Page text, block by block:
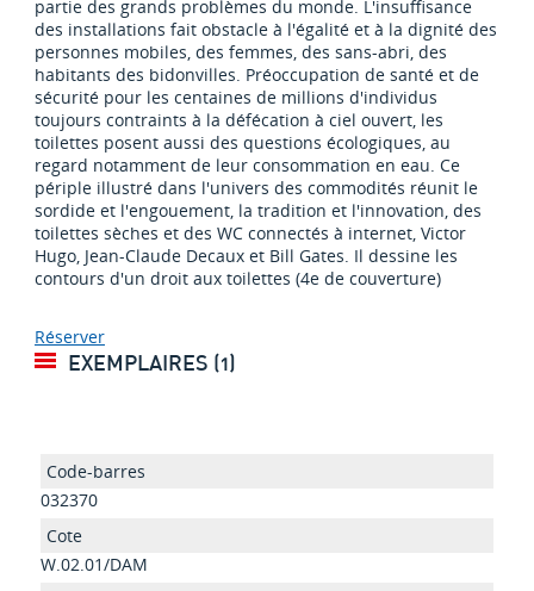
partie des grands problèmes du monde. L'insuffisance
des installations fait obstacle à l'égalité et à la dignité des
personnes mobiles, des femmes, des sans-abri, des
habitants des bidonvilles. Préoccupation de santé et de
sécurité pour les centaines de millions d'individus
toujours contraints à la défécation à ciel ouvert, les
toilettes posent aussi des questions écologiques, au
regard notamment de leur consommation en eau. Ce
périple illustré dans l'univers des commodités réunit le
sordide et l'engouement, la tradition et l'innovation, des
toilettes sèches et des WC connectés à internet, Victor
Hugo, Jean-Claude Decaux et Bill Gates. Il dessine les
contours d'un droit aux toilettes (4e de couverture)
Réserver
EXEMPLAIRES (1)
032370
W.02.01/DAM